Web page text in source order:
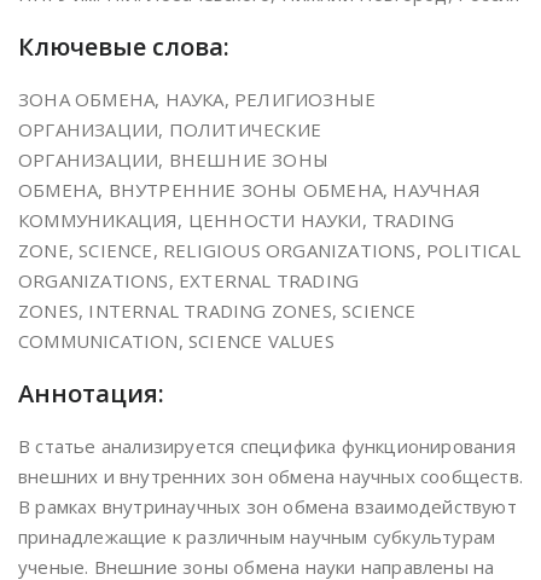
Ключевые слова:
ЗОНА ОБМЕНА, НАУКА, РЕЛИГИОЗНЫЕ
ОРГАНИЗАЦИИ, ПОЛИТИЧЕСКИЕ
ОРГАНИЗАЦИИ, ВНЕШНИЕ ЗОНЫ
ОБМЕНА, ВНУТРЕННИЕ ЗОНЫ ОБМЕНА, НАУЧНАЯ
КОММУНИКАЦИЯ, ЦЕННОСТИ НАУКИ, TRADING
ZONE, SCIENCE, RELIGIOUS ORGANIZATIONS, POLITICAL
ORGANIZATIONS, EXTERNAL TRADING
ZONES, INTERNAL TRADING ZONES, SCIENCE
COMMUNICATION, SCIENCE VALUES
Аннотация:
В статье анализируется специфика функционирования
внешних и внутренних зон обмена научных сообществ.
В рамках внутринаучных зон обмена взаимодействуют
принадлежащие к различным научным субкультурам
ученые. Внешние зоны обмена науки направлены на